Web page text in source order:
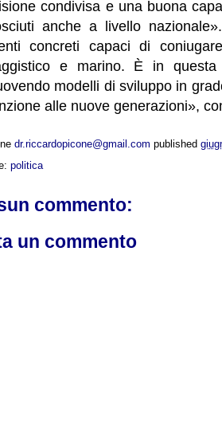
condivisa e una buona
anche a livello
concreti capaci di
e marino. È in
modelli di sviluppo in
alle nuove generazioni»,
dr.riccardopicone@gmail.com published
politica
commento:
un commento